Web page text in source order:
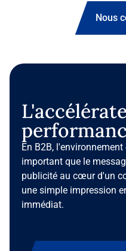
Nous
En B2B,
important que le
publicité au cœur d'un
une simple impression
immédiat.